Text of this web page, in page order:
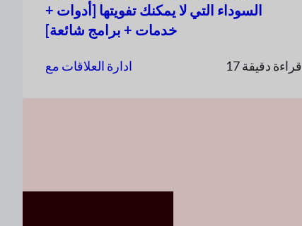
السوداء التي لا يمكنك تفويتها [أدوات +
خدمات + برامج شائعة]
ادارة العلاقات مع 17 قراءة دقيقة